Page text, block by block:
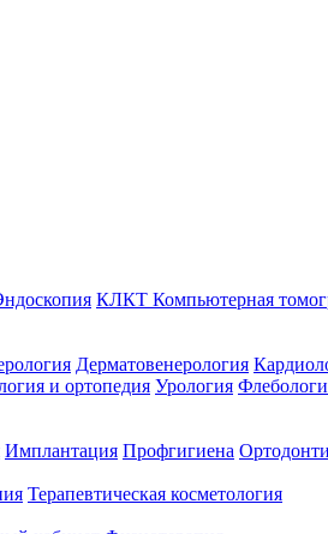
КЛКТ Компьютерная
Дерматовенерология
и ортопедия Урология
Имплантация Профгигиена
Терапевтическая косметология